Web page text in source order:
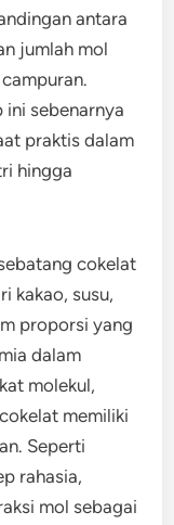
antara
jumlah mol
ini sebenarnya
praktis dalam
hingga
cokelat
kakao, susu,
proporsi yang
dalam
molekul,
memiliki
Seperti
rahasia,
mol sebagai